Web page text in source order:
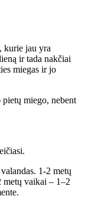
kurie jau yra
ir tada nakčiai
miegas ir jo
miego, nebent
1-2 metų
metų vaikai – 1–2